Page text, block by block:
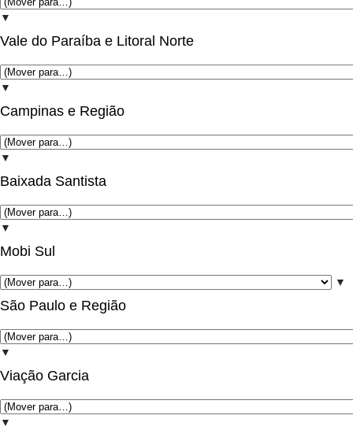
▼
Vale do Paraíba e Litoral Norte
▼
Campinas e Região
▼
Baixada Santista
▼
Mobi Sul
▼
São Paulo e Região
▼
Viação Garcia
▼